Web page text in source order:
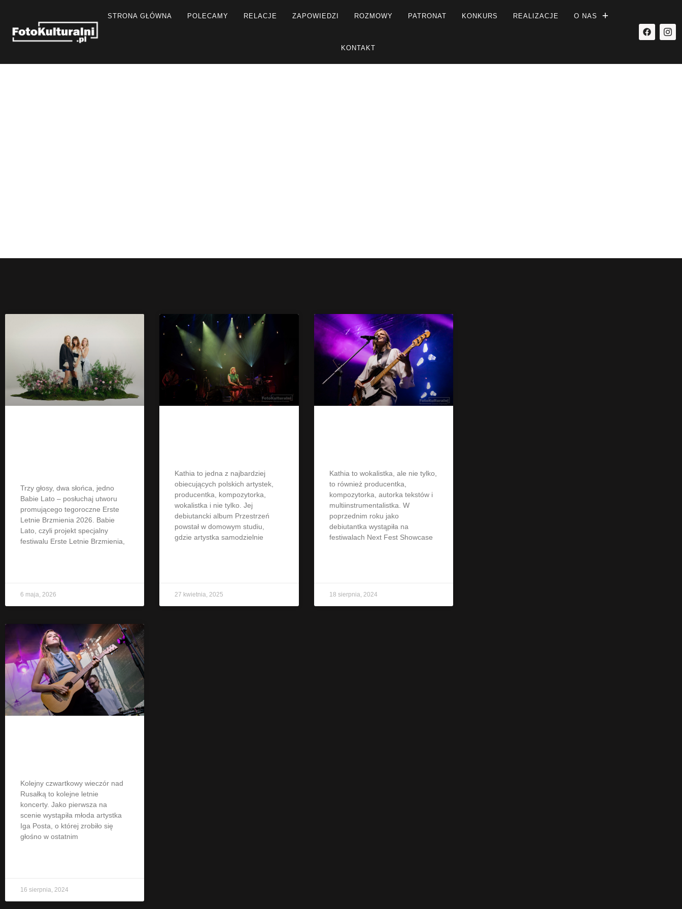
STRONA GŁÓWNA POLECAMY RELACJE ZAPOWIEDZI ROZMOWY PATRONAT KONKURS REALIZACJE O NAS
KONTAKT
Trzy głosy, dwa słońca, jedno
Babie Lato – posłuchaj utworu
promującego tegoroczne Erste
Letnie Brzmienia 2026. Babie
Lato, czyli projekt specjalny
festiwalu Erste Letnie Brzmienia,
6 maja, 2026
Kathia to jedna z najbardziej
obiecujących polskich artystek,
producentka, kompozytorka,
wokalistka i nie tylko. Jej
debiutancki album Przestrzeń
powstał w domowym studiu,
gdzie artystka samodzielnie
27 kwietnia, 2025
Kathia to wokalistka, ale nie tylko,
to również producentka,
kompozytorka, autorka tekstów i
multiinstrumentalistka. W
poprzednim roku jako
debiutantka wystąpiła na
festiwalach Next Fest Showcase
18 sierpnia, 2024
Kolejny czwartkowy wieczór nad
Rusałką to kolejne letnie
koncerty. Jako pierwsza na
scenie wystąpiła młoda artystka
Iga Posta, o której zrobiło się
głośno w ostatnim
16 sierpnia, 2024